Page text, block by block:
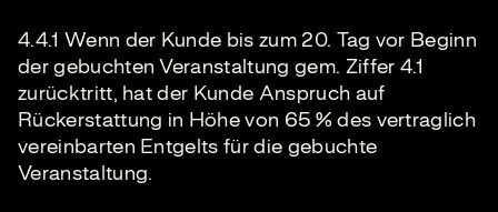
4.4.1 Wenn der Kunde bis zum 20. Tag vor Beginn
der gebuchten Veranstaltung gem. Ziffer 4.1
zurücktritt, hat der Kunde Anspruch auf
Rückerstattung in Höhe von 65 % des vertraglich
vereinbarten Entgelts für die gebuchte
Veranstaltung.